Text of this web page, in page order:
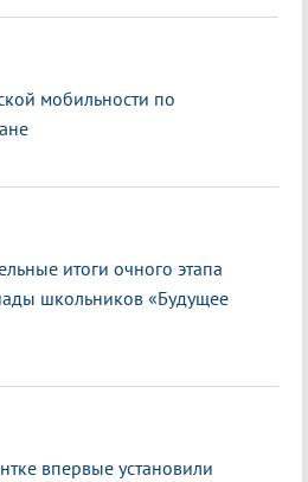
мобильности по
итоги очного этапа
школьников «Будущее
впервые установили